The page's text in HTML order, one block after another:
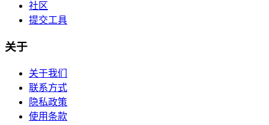
社区
提交工具
关于
关于我们
联系方式
隐私政策
使用条款